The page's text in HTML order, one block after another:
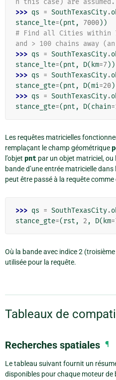
n this case) are assumed.
>>> qs = SouthTexasCity.
stance_lte=(pnt , 7000))
# Find all Cities within 7
and > 100 chains away
>>> qs = SouthTexasCity.
stance_lte=(pnt , D(km=7
>>> qs = SouthTexasCity.
stance_gte=(pnt , D(mi=20
>>> qs = SouthTexasCity.
stance_gte=(pnt , D(chain=
Les requêtes matricielles
remplaçant le champ géométrique
l’objet pnt par un objet matriciel, ou
bande d’une entrée matricielle
peut être passé à la requête comme
>>> qs = SouthTexasCity.
stance_gte=(rst , 2 , D(km=
Où la bande avec indice 2
utilisée pour la requête.
Tableaux de
Recherches spatiales ¶
Le tableau suivant fournit un
disponibles pour chaque moteur de